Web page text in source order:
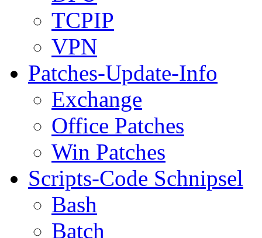
TCPIP
VPN
Patches-Update-Info
Exchange
Office Patches
Win Patches
Scripts-Code Schnipsel
Bash
Batch